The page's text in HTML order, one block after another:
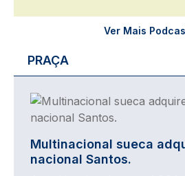
Ver Mais
PRAÇA
Imagem
Multinacional sueca
nacional Santos.